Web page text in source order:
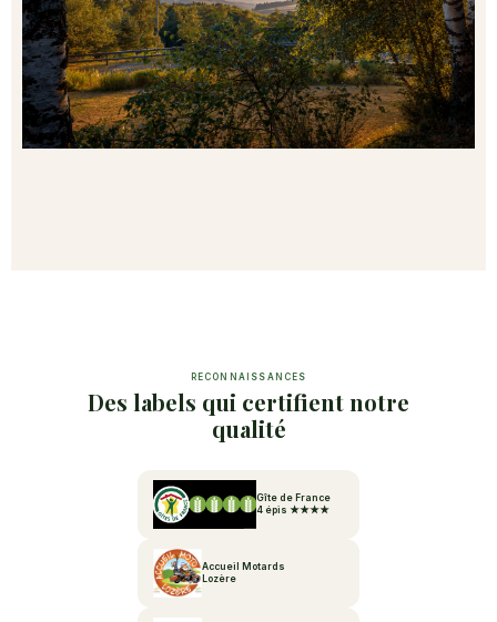
RECONNAISSANCES
Des labels qui certifient notre
qualité
Gîte de France
4 épis ★★★★
Accueil Motards
Lozère